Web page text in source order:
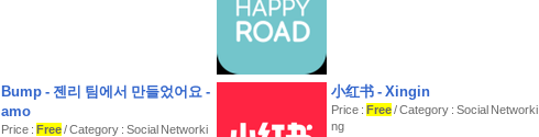
Bump - 젠리 팀에서 만들었어요 -
amo
Price : Free/ Category : Social Networki
小红书 - Xingin
Price : Free/ Category : Social Networki
ng